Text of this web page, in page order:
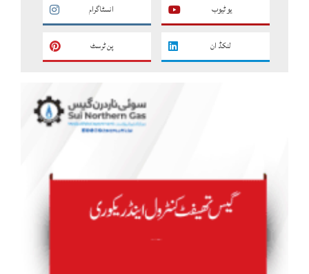
یو ٹیوب انسٹاگرام
لنکڈ ان پن ٹرسٹ